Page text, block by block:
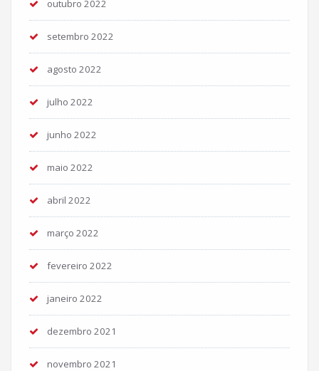
outubro 2022
setembro 2022
agosto 2022
julho 2022
junho 2022
maio 2022
abril 2022
março 2022
fevereiro 2022
janeiro 2022
dezembro 2021
novembro 2021